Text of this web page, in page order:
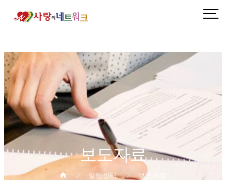
보도자료 1 페이지
보도자료
알림센터 보도자료